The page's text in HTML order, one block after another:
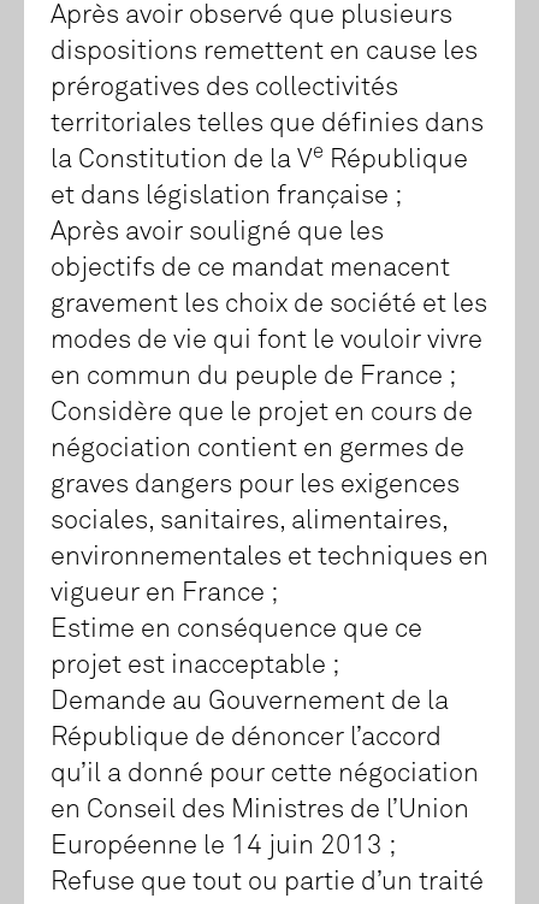
Après avoir observé que plusieurs
dispositions remettent en cause les
prérogatives des collectivités
territoriales telles que définies dans
la Constitution de la Ve République
et dans législation française ;
Après avoir souligné que les
objectifs de ce mandat menacent
gravement les choix de société et les
modes de vie qui font le vouloir vivre
en commun du peuple de France ;
Considère que le projet en cours de
négociation contient en germes de
graves dangers pour les exigences
sociales, sanitaires, alimentaires,
environnementales et techniques en
vigueur en France ;
Estime en conséquence que ce
projet est inacceptable ;
Demande au Gouvernement de la
République de dénoncer l’accord
qu’il a donné pour cette négociation
en Conseil des Ministres de l’Union
Européenne le 14 juin 2013 ;
Refuse que tout ou partie d’un traité